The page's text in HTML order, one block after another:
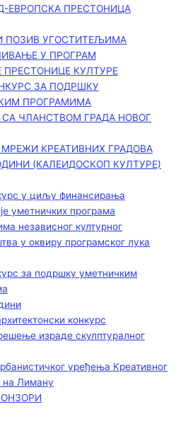
ЕВРОПСКА ПРЕСТОНИЦА
ПОЗИВ УГОСТИТЕЉИМА
У ПРОГРАМ
ПРЕСТОНИЦЕ КУЛТУРЕ
ЗА ПОДРШКУ
ПРОГРАМИМА
ЧЛАНСТВОМ ГРАДА НОВОГ
КРЕАТИВНИХ ГРАДОВА
(КАЛЕИДОСКОП КУЛТУРЕ)
у циљу финансирања
уметничких програма
независног културног
у оквиру програмског лука
за подршку уметничким
конкурс
израде скулптуралног
уређења Креативног
на Лиману